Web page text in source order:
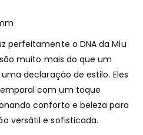
perfeitamente o DNA da Miu
muito mais do que um
declaração de estilo. Eles
com um toque
conforto e beleza para
versátil e sofisticada.